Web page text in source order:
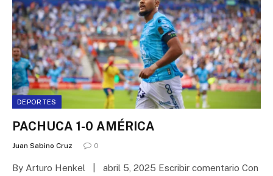
DEPORTES
PACHUCA 1-0 AMÉRICA
Juan Sabino Cruz 0
By Arturo Henkel | abril 5, 2025 Escribir comentario Con